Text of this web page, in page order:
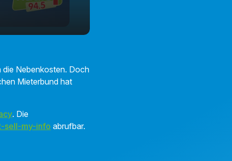
die Nebenkosten. Doch
Mieterbund hat
. Die
sell-my-info abrufbar.